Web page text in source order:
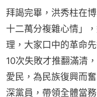
拜謁完畢，洪秀柱在
十二萬分複雜心情」
理，大家口中的革命
10次失敗才推翻滿清
愛民，為民族復興而
深黨員，帶領全體當